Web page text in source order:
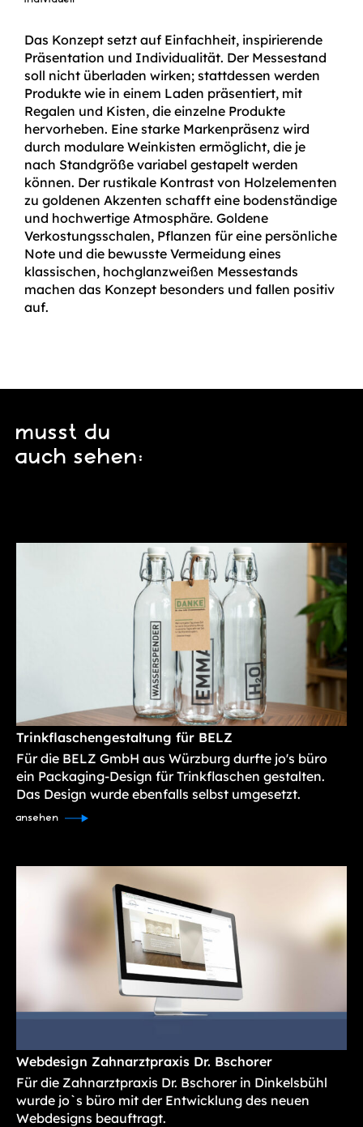
Das Konzept setzt auf Einfachheit, inspirierende
Präsentation und Individualität. Der Messestand
soll nicht überladen wirken; stattdessen werden
Produkte wie in einem Laden präsentiert, mit
Regalen und Kisten, die einzelne Produkte
hervorheben. Eine starke Markenpräsenz wird
durch modulare Weinkisten ermöglicht, die je
nach Standgröße variabel gestapelt werden
können. Der rustikale Kontrast von Holzelementen
zu goldenen Akzenten schafft eine bodenständige
und hochwertige Atmosphäre. Goldene
Verkostungsschalen, Pflanzen für eine persönliche
Note und die bewusste Vermeidung eines
klassischen, hochglanzweißen Messestands
machen das Konzept besonders und fallen positiv
auf.
musst du
auch sehen:
Trinkflaschengestaltung für BELZ
Für die BELZ GmbH aus Würzburg durfte jo's büro
ein Packaging-Design für Trinkflaschen gestalten.
Das Design wurde ebenfalls selbst umgesetzt.
ansehen
Webdesign Zahnarztpraxis Dr. Bschorer
Für die Zahnarztpraxis Dr. Bschorer in Dinkelsbühl
wurde jo`s büro mit der Entwicklung des neuen
Webdesigns beauftragt.